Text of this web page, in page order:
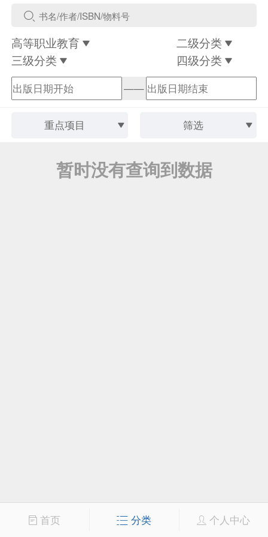
高等职业教育
二级分类
三级分类
四级分类
——
重点项目 筛选
暂时没有查询到数据
首页 分类 个人中心